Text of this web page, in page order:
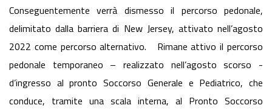
Conseguentemente verrà dismesso il percorso pedonale,
delimitato dalla barriera di New Jersey, attivato nell’agosto
2022 come percorso alternativo. Rimane attivo il percorso
pedonale temporaneo – realizzato nell’agosto scorso -
d’ingresso al pronto Soccorso Generale e Pediatrico, che
conduce, tramite una scala interna, al Pronto Soccorso